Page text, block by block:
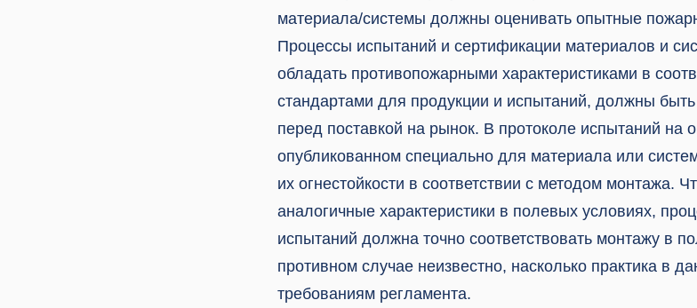
материала/системы должны оценивать опытные
Процессы испытаний и сертификации материалов и
обладать противопожарными характеристиками в
стандартами для продукции и испытаний, должны
перед поставкой на рынок. В протоколе испытаний на
опубликованном специально для материала или
их огнестойкости в соответствии с методом монтажа.
аналогичные характеристики в полевых условиях,
испытаний должна точно соответствовать монтажу в
противном случае неизвестно, насколько практика в
требованиям регламента.